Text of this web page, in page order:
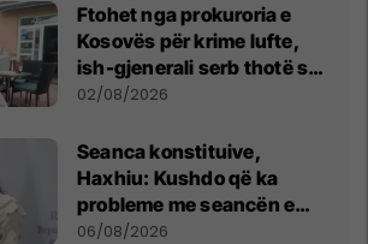
Ftohet nga prokuroria e
Kosovës për krime lufte,
ish-gjenerali serb thotë se
dikush e tradhtoi në
02/08/2026
Seanca konstituive,
Haxhiu: Kushdo që ka
probleme me seancën e
sotme e ftoj t’i drejtohet
06/08/2026